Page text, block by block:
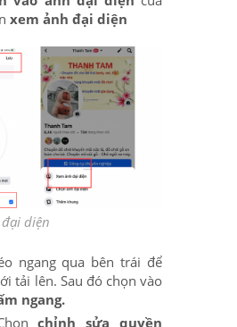
xem ảnh đại diện
diện
ngang qua bên trái để
tải lên. Sau đó chọn vào
ngang.
chỉnh sửa quyền